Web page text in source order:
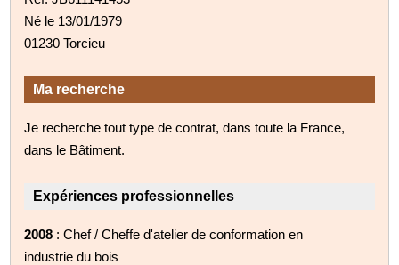
Né le 13/01/1979
01230 Torcieu
Ma recherche
Je recherche tout type de contrat, dans toute la France,
dans le Bâtiment.
Expériences professionnelles
2008 : Chef / Cheffe d'atelier de conformation en
industrie du bois